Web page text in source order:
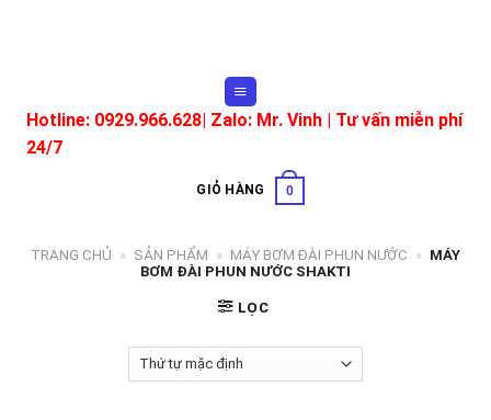
Hotline: 0929.966.628| Zalo: Mr. Vinh | Tư vấn miễn phí
24/7
GIỎ HÀNG 0
TRANG CHỦ » SẢN PHẨM » MÁY BƠM ĐÀI PHUN NƯỚC » MÁY
BƠM ĐÀI PHUN NƯỚC SHAKTI
LỌC